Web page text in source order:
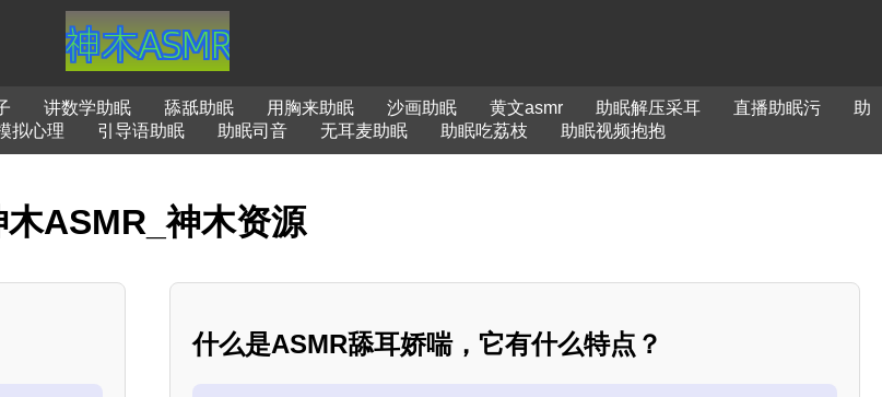
讲数学助眠 舔舐助眠 用胸来助眠 沙画助眠 黄文asmr 助眠解压采耳 直播助眠污
助
拟心理 引导语助眠 助眠司音 无耳麦助眠 助眠吃荔枝 助眠视频抱抱
ASMR_神木资源
什么是ASMR舔耳娇喘，它有什么特点？